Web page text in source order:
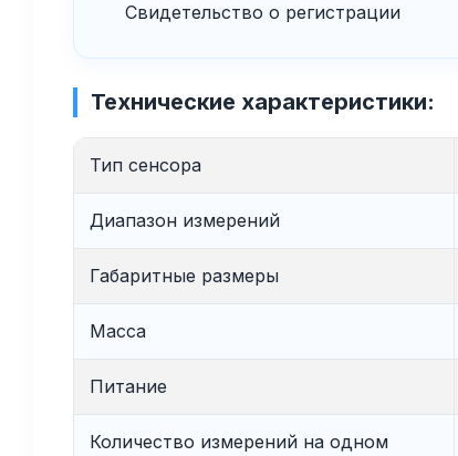
Свидетельство о регистрации
Технические характеристики:
Тип сенсора
Диапазон измерений
Габаритные размеры
Масса
Питание
Количество измерений на одном